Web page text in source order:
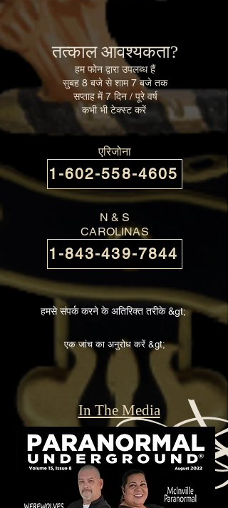
तत्काल आवश्यकता?
हम फोन द्वारा उपलब्ध हैं
सुबह 8 बजे से शाम 7 बजे तक
सप्ताह में 7 दिन / पूरे वर्ष
कभी भी टेक्स्ट करें ​
एरिजोना
1-602-558-4605
N & S
CAROLINAS
1-843-439-7844
हमसे संपर्क करने के अतिरिक्त तरीके &gt;
एक जांच का अनुरोध करें &gt;
In The Media